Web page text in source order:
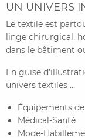
UN UNIVERS
Le textile est
linge chirurgical,
dans le bâtiment
En guise
univers textiles …
Équipements
Médical-Santé
Mode-